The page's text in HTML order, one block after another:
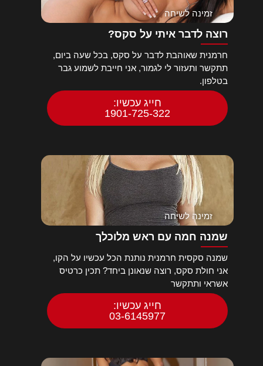
זמינה לשיחה
רוצה לדבר איתי על סקס?
חרמנית שאוהבת לדבר על סקס, בכל שעה ביום,
תתקשר ותעזור לי לגמור, אני חייבת לשמוע גבר
בטלפון.
חייג עכשיו:
1901-725-322
זמינה לשיחה
שמנה חמה עם ראש מלוכלך
שמנה סקסית חרמנית נותנת הכל עכשיו על הקו,
אני חולת סקס, רוצה שנאונן ביחד? תכין כרטיס
אשראי ותתקשר
חייג עכשיו:
03-6145977